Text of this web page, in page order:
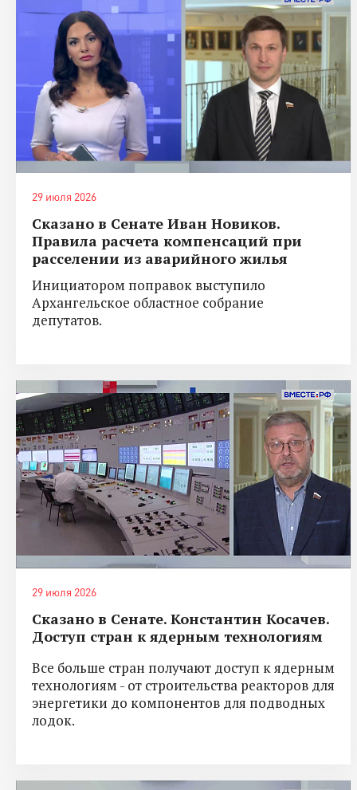
29 июля 2026
Сказано в Сенате Иван Новиков.
Правила расчета компенсаций при
расселении из аварийного жилья
Инициатором поправок выступило
Архангельское областное собрание
депутатов.
29 июля 2026
Сказано в Сенате. Константин Косачев.
Доступ стран к ядерным технологиям
Все больше стран получают доступ к ядерным
технологиям - от строительства реакторов для
энергетики до компонентов для подводных
лодок.